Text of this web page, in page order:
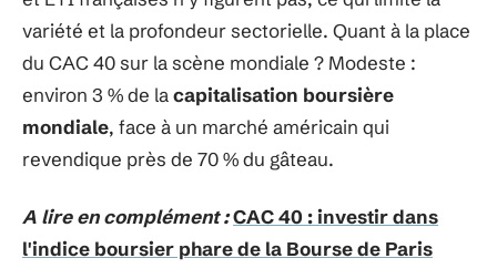
variété et la profondeur sectorielle. Quant à la place
du CAC 40 sur la scène mondiale ? Modeste :
environ 3 % de lacapitalisation boursière
mondiale, face à un marché américain qui
revendique près de 70 % du gâteau.
A lire en complément :CAC 40 : investir dans
l'indice boursier phare de la Bourse de Paris